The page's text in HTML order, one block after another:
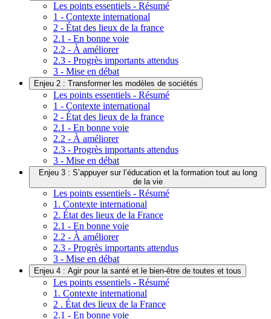
Les points essentiels - Résumé
1 - Contexte international
2 - État des lieux de la france
2.1 - En bonne voie
2.2 - À améliorer
2.3 - Progrès importants attendus
3 - Mise en débat
Enjeu 2 : Transformer les modèles de sociétés
Les points essentiels - Résumé
1 - Contexte international
2 - État des lieux de la france
2.1 - En bonne voie
2.2 - À améliorer
2.3 - Progrès importants attendus
3 - Mise en débat
Enjeu 3 : S’appuyer sur l’éducation et la formation tout au long
de la vie
Les points essentiels - Résumé
1. Contexte international
2. État des lieux de la France
2.1 - En bonne voie
2.2 - À améliorer
2.3 - Progrès importants attendus
3 - Mise en débat
Enjeu 4 : Agir pour la santé et le bien-être de toutes et tous
Les points essentiels - Résumé
1. Contexte international
2 . État des lieux de la France
2.1 - En bonne voie